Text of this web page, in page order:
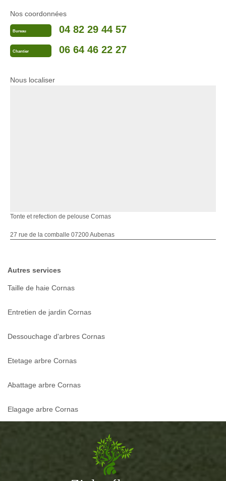
Nos coordonnées
Bureau 04 82 29 44 57
Chantier 06 64 46 22 27
Nous localiser
Tonte et refection de pelouse Cornas
27 rue de la comballe 07200 Aubenas
Autres services
Taille de haie Cornas
Entretien de jardin Cornas
Dessouchage d'arbres Cornas
Etetage arbre Cornas
Abattage arbre Cornas
Elagage arbre Cornas